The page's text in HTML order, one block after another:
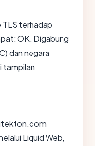
TLS terhadap
OK. Digabung
dan negara
tampilan
Liquid Web,